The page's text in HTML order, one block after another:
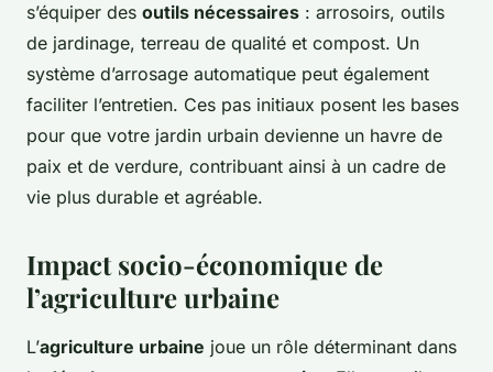
s’équiper des outils nécessaires : arrosoirs, outils
de jardinage, terreau de qualité et compost. Un
système d’arrosage automatique peut également
faciliter l’entretien. Ces pas initiaux posent les bases
pour que votre jardin urbain devienne un havre de
paix et de verdure, contribuant ainsi à un cadre de
vie plus durable et agréable.
Impact socio-économique de
l’agriculture urbaine
L’agriculture urbaine joue un rôle déterminant dans